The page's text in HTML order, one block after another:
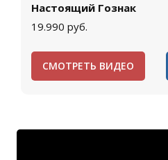
Настоящий Гознак
19.990 руб.
СМОТРЕТЬ ВИДЕО